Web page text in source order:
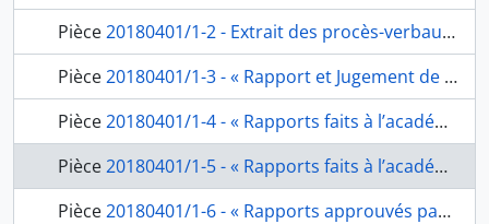
Pièce20180401/1-2 - Extrait des procès-verbaux des séances des 5 septembre, 17 octobre, 30 octobre et 7 septembre 1818 : « rapport de la Section de peinture, sur les tableaux envoyés de Rome par M.M. les pensionnaires », de Quatremère de Quincy, secrétaire perpétuel de la classe des Beaux-arts à l’l’Académie de France à Rome, fol. 13-18
Pièce20180401/1-3 - « Rapport et Jugement de l’Académie Royale des Beaux arts, sur les ouvrages de MM. Les pensionnaires peintres à l’Ecole de Rome », de Quatremère de Quincy, secrétaire perpétuel de la classe des Beaux-arts à l’l’Académie de France à Rome, fol. 19-28
Pièce20180401/1-4 - « Rapports faits à l’académie Royale des Beaux arts et approuvés par elle sur les ouvrages de MM. Les Pensionnaires du Roi à l’Académie de france à Rome envoyés en l’année 1819 », de Quatremère de Quincy, secrétaire perpétuel de la classe des Beaux-arts à l’Académie de France à Rome, fol. 29-32
Pièce20180401/1-5 - « Rapports faits à l’académie Royale des Beaux arts et approuvés par elle sur les ouvrages de MM. Les Pensionnaires du Roi à l’académie de france à Rome envoyés en l’année 1821 », de Quatremère de Quincy, secrétaire perpétuel de la classe des Beaux-arts à l’Académie de France à Rome, fol. 33-36
Pièce20180401/1-6 - « Rapports approuvés par l’académie sur les ouvrages des Pensionnaires Sculpteurs et Graveurs qui lui sont parvenus avant la Séance publique de 1822 », de Quatremère de Quincy, secrétaire perpétuel de la classe des Beaux-arts, à l’Académie de France à Rome, fol. 37-38bis